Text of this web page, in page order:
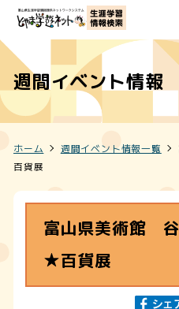
週間イベント情報
ホーム 週間イベント情報一覧
百貨展
富山県美術館
★百貨展